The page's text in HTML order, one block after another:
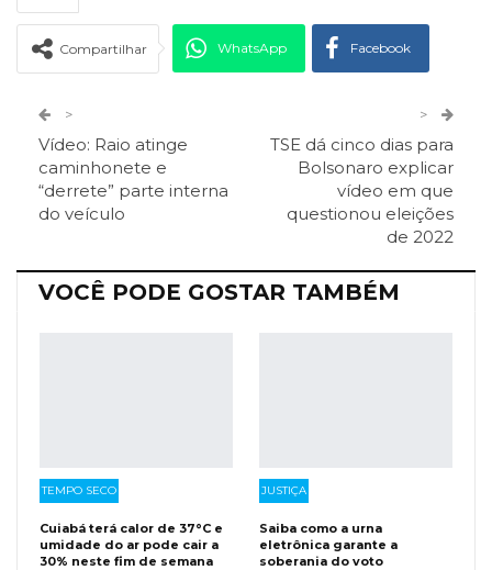
Compartilhar WhatsApp Facebook
Facebook Messenger Viber O email
>
Vídeo: Raio atinge
caminhonete e
“derrete” parte interna
do veículo
>
TSE dá cinco dias para
Bolsonaro explicar
vídeo em que
questionou eleições
de 2022
VOCÊ PODE GOSTAR TAMBÉM
TEMPO SECO
Cuiabá terá calor de 37°C e
umidade do ar pode cair a
30% neste fim de semana
JUSTIÇA
Saiba como a urna
eletrônica garante a
soberania do voto